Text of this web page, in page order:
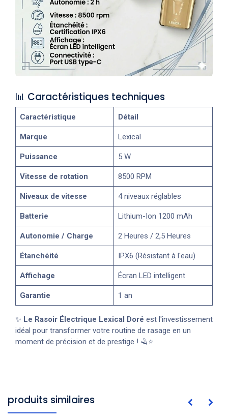
📊 Caractéristiques techniques
Caractéristique Détail
Marque Lexical
Puissance 5 W
Vitesse de rotation 8500 RPM
Niveaux de vitesse 4 niveaux réglables
Batterie Lithium-Ion 1200 mAh
Autonomie / Charge 2 Heures / 2,5 Heures
Étanchéité IPX6 (Résistant à l'eau)
Affichage Écran LED intelligent
Garantie 1 an
✨ Le Rasoir Électrique Lexical Doré est l'investissement
idéal pour transformer votre routine de rasage en un
moment de précision et de prestige ! 🪒⭐
produits similaires